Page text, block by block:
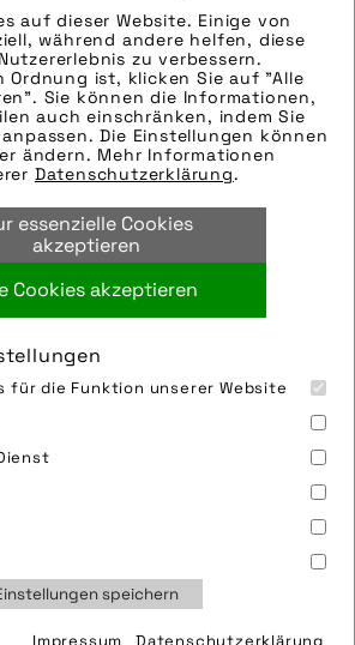
auf dieser Website. Einige von
während andere helfen, diese
zu verbessern.
Ordnung ist, klicken Sie auf "Alle
Sie können die Informationen,
auch einschränken, indem Sie
Die Einstellungen können
ändern. Mehr Informationen
Datenschutzerklärung.
essenzielle Cookies
akzeptieren
Cookies akzeptieren
für die Funktion unserer Website
speichern
Impressum Datenschutzerklärung
[´www.schwalbe.com | pd-f´]
Details werden in Bälde
können uns aber gern auch
Telefon kontaktieren, wir
Datenschutz
Cookies